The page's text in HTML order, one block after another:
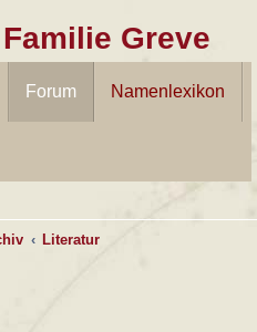
Familie Greve
Forum Namenlexikon
Literatur